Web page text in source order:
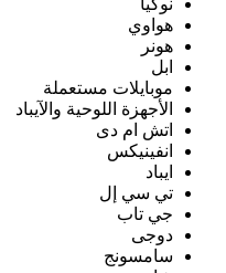
نوكيا
هواوي
هونر
ابل
موبايلات مستعملة
الأجهزة اللوحية والآيباد
اتش ام دى
انفينيكس
ايباد
تي سي إل
جي تاب
دوجى
سامسونج